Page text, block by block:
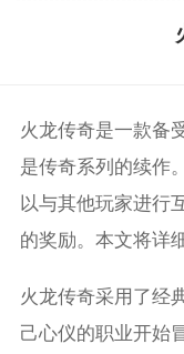
火龙传奇是一款备
是传奇系列的续作
以与其他玩家进行
的奖励。本文将详
火龙传奇采用了经
己心仪的职业开始